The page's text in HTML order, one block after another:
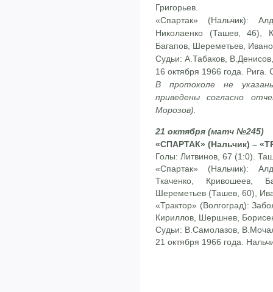
Григорьев.
«Спартак» (Нальчик):
Николаенко (Ташев, 46),
Багапов, Шереметьев,
Судьи: А.Табаков,
16 октября 1966 года.
В протоколе не
приведены согласно
Морозов).
21 октября (матч №245)
«СПАРТАК» (Нальчик) –
Голы: Литвинов, 67 (1:0).
«Спартак» (Нальчик):
Ткаченко, Кривошеев,
Шереметьев (Ташев, 60),
«Трактор» (Волгоград):
Кириллов, Шершнев,
Судьи: В.Самолазов,
21 октября 1966 года.